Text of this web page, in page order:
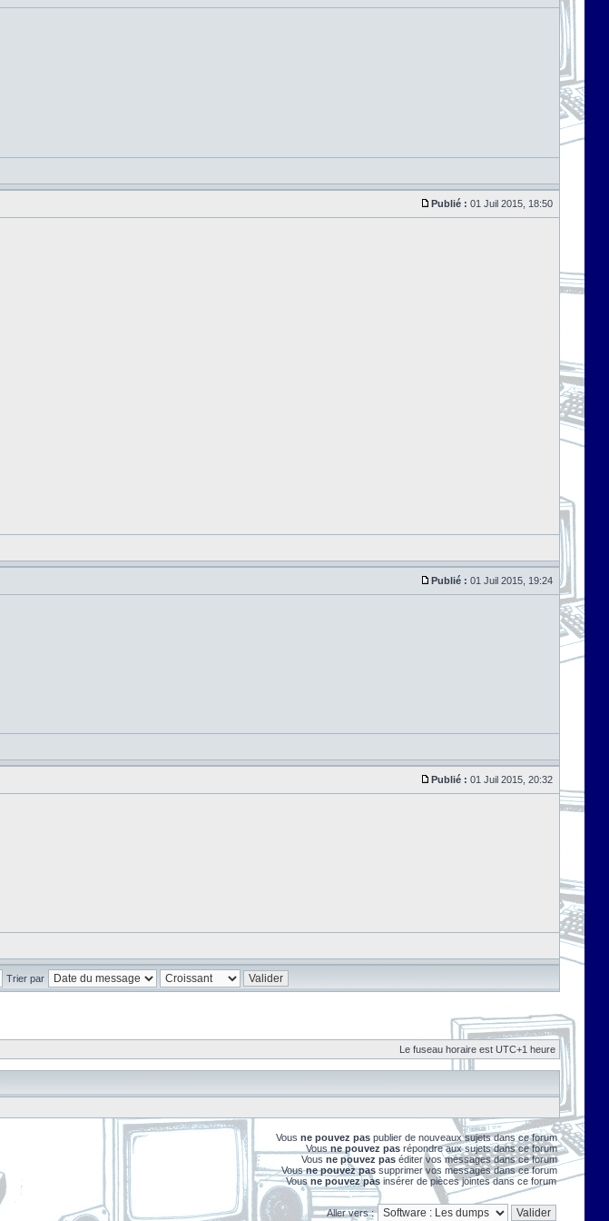
Publié : 01 Juil 2015, 18:50
Publié : 01 Juil 2015, 19:24
Publié : 01 Juil 2015, 20:32
Trier par
Le fuseau horaire est UTC+1 heure
Vous ne pouvez pas publier de nouveaux sujets dans ce forum
Vous ne pouvez pas répondre aux sujets dans ce forum
Vous ne pouvez pas éditer vos messages dans ce forum
Vousne pouvez pas supprimer vos messages dans ce forum
Vous ne pouvez pas insérer de pièces jointes dans ce forum
Aller vers :